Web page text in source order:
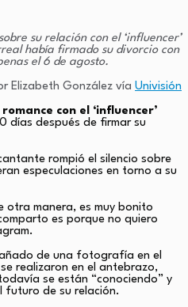
su relación con el ‘influencer’
había firmado su divorcio con
el 6 de agosto.
Elizabeth González vía Univisión
con el ‘influencer’
días después de firmar su
rompió el silencio sobre
especulaciones en torno a su
otra manera, es muy bonito
es porque no quiero
de una fotografía en el
realizaron en el antebrazo,
se están “conociendo” y
futuro de su relación.